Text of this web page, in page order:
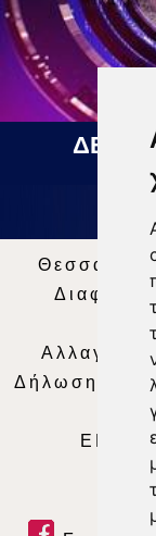
Θεσσαλία
Διαφήμιση
Αλλαγή
Δήλωση